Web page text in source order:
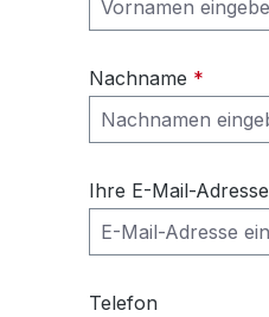
Nachname *
Ihre E-Mail-Adresse
Telefon